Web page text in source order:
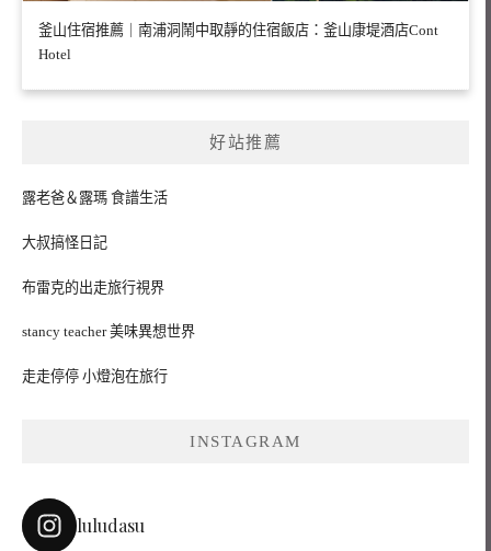
釜山住宿推薦｜南浦洞鬧中取靜的住宿飯店：釜山康堤酒店Cont
Hotel
好站推薦
露老爸＆露瑪 食譜生活
大叔搞怪日記
布雷克的出走旅行視界
stancy teacher 美味異想世界
走走停停 小燈泡在旅行
INSTAGRAM
luludasu